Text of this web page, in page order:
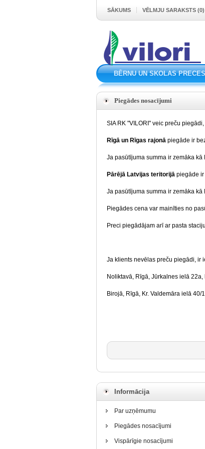
SĀKUMS VĒLMJU SARAKSTS (0)
BĒRNU UN SKOLAS PRECES
Piegādes nosacījumi
SIA RK "VILORI" veic preču
Rīgā un Rīgas rajonā piegāde ir
Ja pasūtījuma summa ir zemāka
Pārējā Latvijas teritorijā piegāde ir
Ja pasūtījuma summa ir zemāka
Piegādes cena var mainīties no
Preci piegādājam arī ar pasta
Ja klients nevēlas preču piegādi, ir
Noliktavā, Rīgā, Jūrkalnes ielā 22a,
Birojā, Rīgā, Kr. Valdemāra ielā 40/
Informācija
Par uzņēmumu
Piegādes nosacījumi
Vispārīgie nosacījumi